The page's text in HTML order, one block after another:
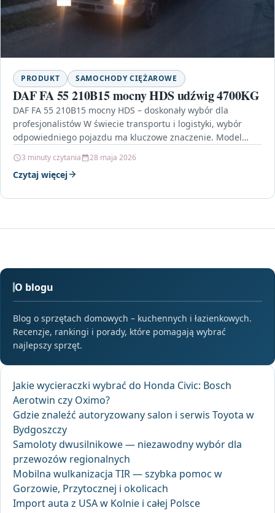
PRODUKT SAMOCHODY CIĘŻAROWE
DAF FA 55 210B15 mocny HDS udźwig 4700KG
DAF FA 55 210B15 mocny HDS – doskonały wybór dla
profesjonalistów W świecie transportu i logistyki, wybór
odpowiedniego pojazdu ma kluczowe znaczenie. Model
3 minuty czytania 28 maja 2026
Czytaj więcej
O blogu
Blog o sprzętach domowych – kuchennych i łazienkowych.
Recenzje, rankingi i porady, które pomagają wybrać
najlepszy sprzęt.
Jakie wycieraczki wybrać do Honda Civic: Bosch
Aerotwin czy Oximo?
Gdzie znaleźć autoryzowany salon i serwis Toyota w
Bydgoszczy
Samoloty dwusilnikowe — niezawodny wybór dla
przewozów regionalnych
Mobilna wulkanizacja TIR — szybka pomoc w
Gorzowie, Przytocznej i okolicach
Import auta z USA w Kolnie i całej Polsce